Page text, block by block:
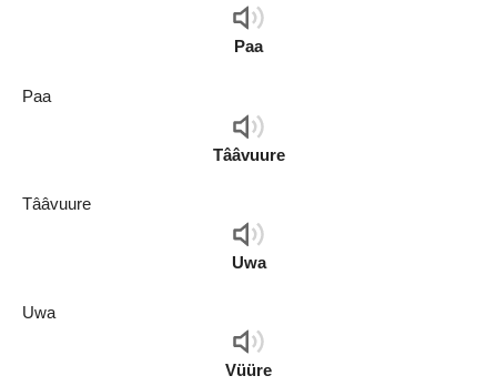
Audio
Player
Paa
Paa
Audio
Player
Tââvuure
Tââvuure
Audio
Player
Uwa
Uwa
Audio
Player
Vüüre